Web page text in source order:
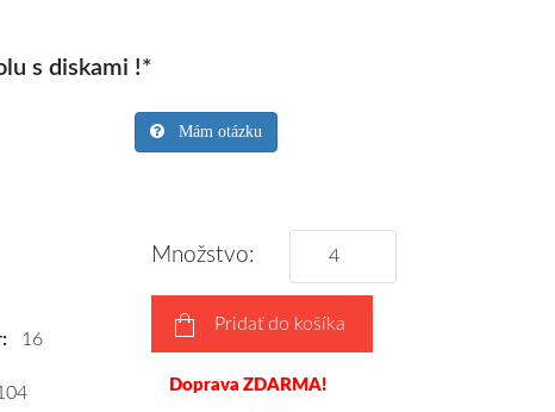
s diskami !*
Mám otázku
16
Množstvo:
Pridať do košíka
Doprava ZDARMA!